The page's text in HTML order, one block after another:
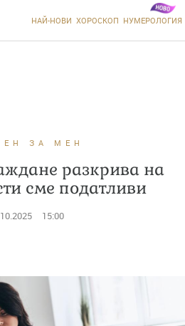
НАЙ-НОВИ ХОРОСКОП НУМЕРОЛОГИЯ
ЗА МЕН
разкрива на
сме податливи
15:00